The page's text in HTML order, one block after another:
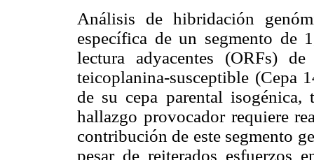
Análisis de hibridación
específica de un segmento de
lectura adyacentes (ORFs)
teicoplanina-susceptible (Cepa
de su cepa parental isogénica,
hallazgo provocador requiere
contribución de este segmento
pesar de reiterados esfuerzos